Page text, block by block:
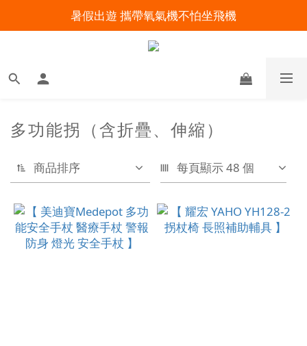
明陽來村全館免運優惠中
暑假出遊 攜帶氧氣機不怕坐飛機
明陽來村全館免運優惠中
多功能拐（含折疊、伸縮）
商品排序 每頁顯示 48 個